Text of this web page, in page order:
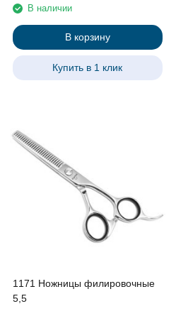
В наличии
В корзину
Купить в 1 клик
1171 Ножницы филировочные
5,5